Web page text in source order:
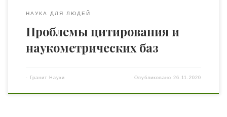
НАУКА ДЛЯ ЛЮДЕЙ
Проблемы цитирования и
наукометрических баз
- Гранит Науки Опубликовано 26.11.2020